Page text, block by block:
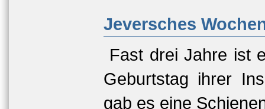
Jeversches
Fast drei Jahre ist
Geburtstag ihrer
gab es eine